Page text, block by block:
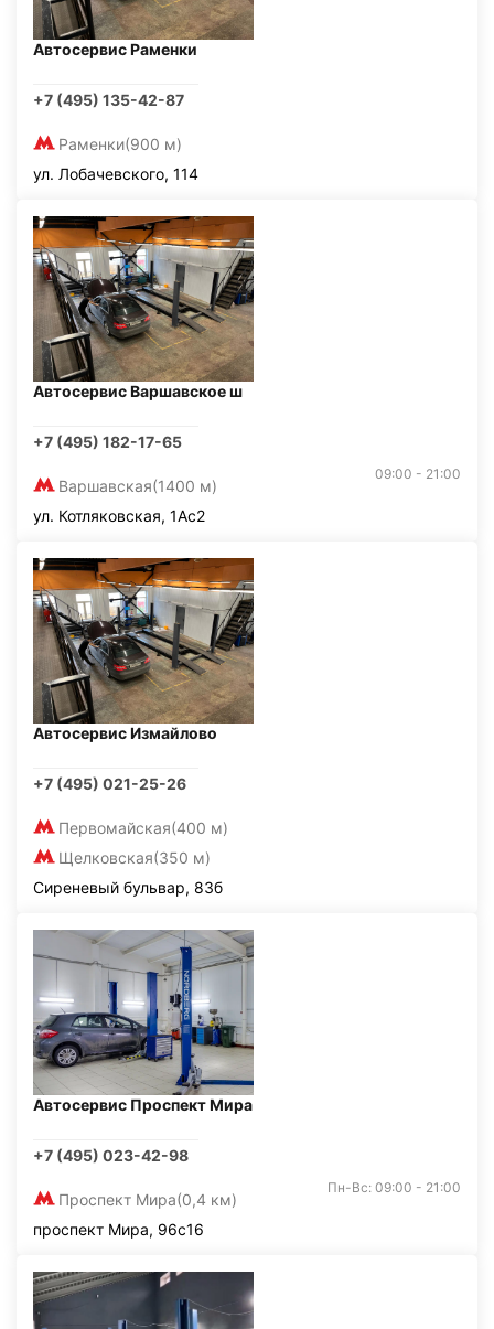
Автосервис Раменки
+7 (495) 135-42-87
Раменки(900 м)
ул. Лобачевского, 114
Автосервис Варшавское ш
+7 (495) 182-17-65
Варшавская(1400 м)
09:00 - 21:00
ул. Котляковская, 1Ас2
Автосервис Измайлово
+7 (495) 021-25-26
Первомайская(400 м)
Щелковская(350 м)
Сиреневый бульвар, 83б
Автосервис Проспект Мира
+7 (495) 023-42-98
Проспект Мира(0,4 км)
Пн-Вс: 09:00 - 21:00
проспект Мира, 96с16